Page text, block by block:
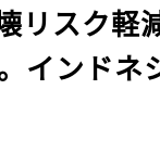
リスク軽
インドネ